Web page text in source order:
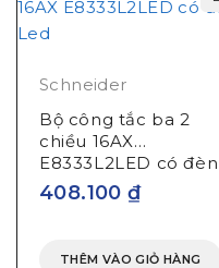
Schneider
Bộ công tắc ba 2
chiều 16AX
E8333L2LED có đèn
Led
408.100₫
THÊM VÀO GIỎ HÀNG